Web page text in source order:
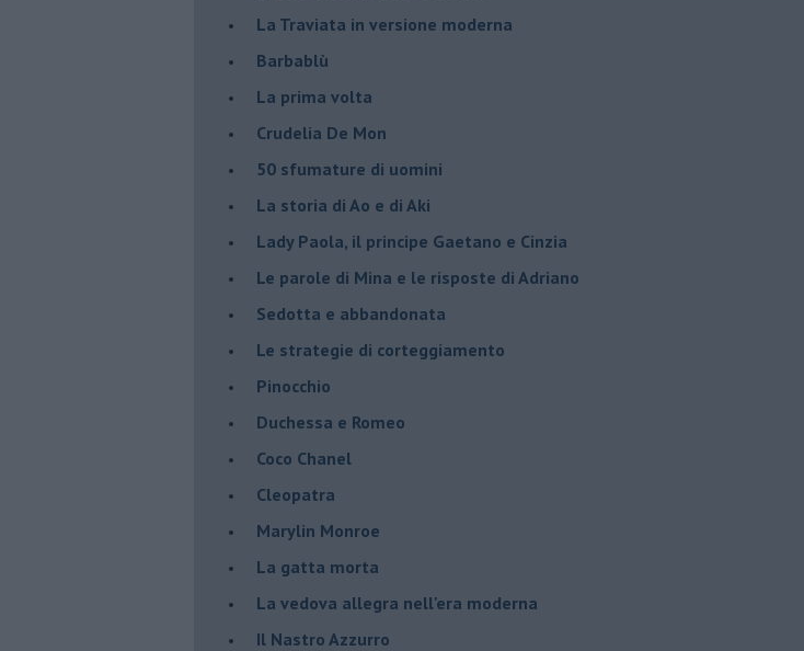
La Traviata in versione moderna
Barbablù
La prima volta
Crudelia De Mon
50 sfumature di uomini
La storia di Ao e di Aki
Lady Paola, il principe Gaetano e Cinzia
Le parole di Mina e le risposte di Adriano
Sedotta e abbandonata
Le strategie di corteggiamento
Pinocchio
Duchessa e Romeo
Coco Chanel
Cleopatra
Marylin Monroe
La gatta morta
La vedova allegra nell'era moderna
​Il Nastro Azzurro